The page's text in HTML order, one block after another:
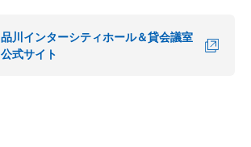
品川インターシティホール＆貸会議室
公式サイト